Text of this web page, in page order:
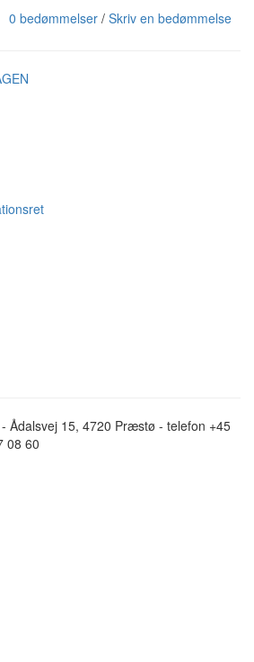
0 bedømmelser / Skriv en bedømmelse
Ådalsvej 15, 4720 Præstø - telefon +45
08 60